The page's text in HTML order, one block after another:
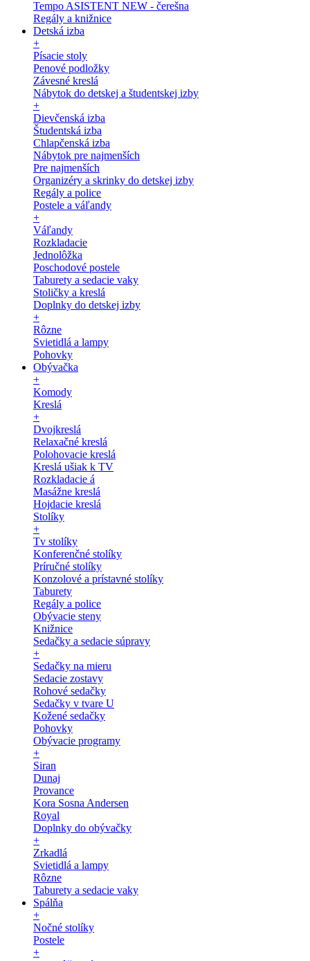
Tempo ASISTENT NEW - čerešna
Regály a knižnice
Detská izba
+
Písacie stoly
Penové podložky
Závesné kreslá
Nábytok do detskej a študentskej izby
+
Dievčenská izba
Študentská izba
Chlapčenská izba
Nábytok pre najmenších
Pre najmenších
Organizéry a skrinky do detskej izby
Regály a police
Postele a váľandy
+
Váľandy
Rozkladacie
Jednolôžka
Poschodové postele
Taburety a sedacie vaky
Stoličky a kreslá
Doplnky do detskej izby
+
Rôzne
Svietidlá a lampy
Pohovky
Obývačka
+
Komody
Kreslá
+
Dvojkreslá
Relaxačné kreslá
Polohovacie kreslá
Kreslá ušiak k TV
Rozkladacie á
Masážne kreslá
Hojdacie kreslá
Stolíky
+
Tv stolíky
Konferenčné stolíky
Príručné stolíky
Konzolové a prístavné stolíky
Taburety
Regály a police
Obývacie steny
Knižnice
Sedačky a sedacie súpravy
+
Sedačky na mieru
Sedacie zostavy
Rohové sedačky
Sedačky v tvare U
Kožené sedačky
Pohovky
Obývacie programy
+
Siran
Dunaj
Provance
Kora Sosna Andersen
Royal
Doplnky do obývačky
+
Zrkadlá
Svietidlá a lampy
Rôzne
Taburety a sedacie vaky
Spálňa
+
Nočné stolíky
Postele
+